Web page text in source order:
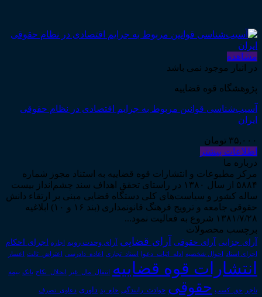
مشاهده
در انبار موجود نمی باشد
پژوهشگاه قوه قضاییه
آسیب‌شناسی قوانین مربوط به جرایم اقتصادی در نظام حقوقی
ایران
۳۵,۰۰۰ تومان
اطلاعات بیشتر
درباره ما
مرکز مطبوعات و انتشارات قوه قضاییه به استناد مجوز شماره
۵۸۸۴ از سال ۱۳۸۰ در راستای تحقق اهداف سند چشم‌انداز بیست
ساله کشور و سیاست‌های کلی دستگاه قضایی مبنی بر ارتقاء دانش
حقوقی جامعه و ترویج فرهنگ قانونمداری (بند ۱۶ و ۱۰) ابلاغیه
۱۳۸۱/۷/۲۸ شروع به فعالیت نمود...
برچسب محصولات
آرای جزایی آرای حقوقی آرای قضایی آرای وحدت رویه اجاره اجرای احکام
اجرای اسناد احوال شخصیه ادله_اثبات_دعوا اسناد_تجاری اعاده_دادرسی اعتراض_ثالث اعسار
انتشارات قوه قضاییه انتقال_مال_غیر انحلال_نکاح بانک بیمه
تاجر حق_کسب حقوقی حوادث_رانندگی خلع_ید داوری دعاوی_تصرف